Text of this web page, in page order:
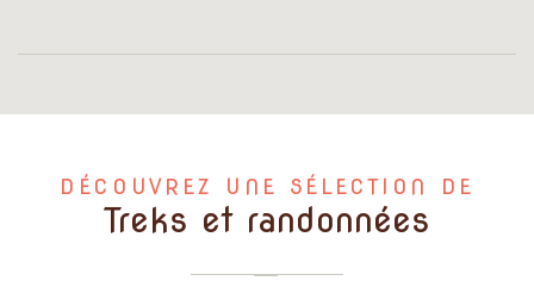
DÉCOUVREZ UNE SÉLECTION DE
Treks et randonnées